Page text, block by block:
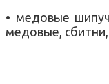
• медовые
медовые,